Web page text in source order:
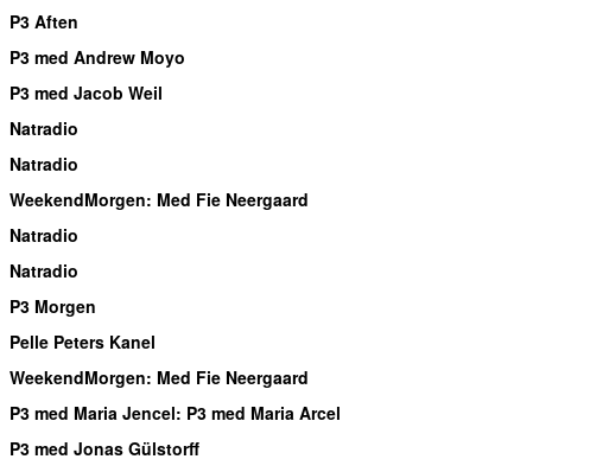
P3 Aften
P3 med Andrew Moyo
P3 med Jacob Weil
Natradio
Natradio
WeekendMorgen: Med Fie Neergaard
Natradio
Natradio
P3 Morgen
Pelle Peters Kanel
WeekendMorgen: Med Fie Neergaard
P3 med Maria Jencel: P3 med Maria Arcel
P3 med Jonas Gülstorff